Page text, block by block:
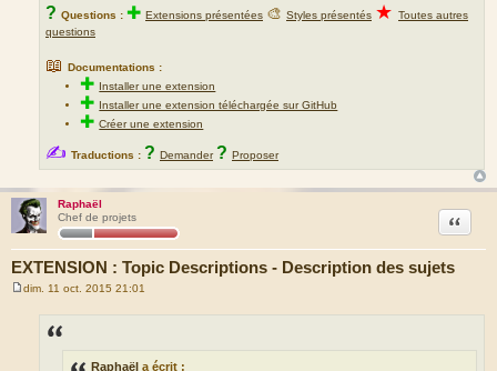
? Questions : ✚ Extensions présentées 🎨 Styles présentés ★ Toutes autres
questions
📖 Documentations :
✚ Installer une extension
✚ Installer une extension téléchargée sur GitHub
✚Créer une extension
✍ Traductions : ? Demander ? Proposer
Raphaël
Chef de projets
EXTENSION : Topic Descriptions - Description des sujets
Citation
dim. 11 oct. 2015 21:01
Raphaël a écrit :